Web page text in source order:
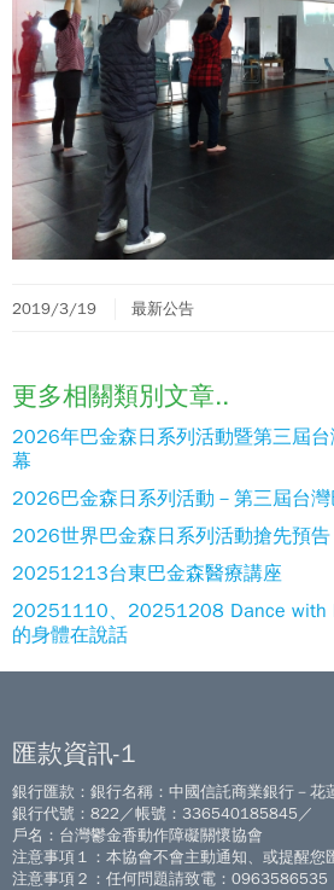
2019/3/19 最新公告
更多相關類別文章..
2026年巴金森日系列活動暨第三屆
幕
2026巴金森日系列活動－第三屆台
2026世界巴金森日系列活動搶先預告
20251213台東巴金森醫療講座
20251110、20251208 Dance with
的身體在說話
匯款資訊-1
銀行匯款：銀行名稱：中國信託商業銀行－花
銀行代號：822／帳號：336540185845／
戶名：台灣鬱金香動作障礙關懷協會
注意事項１：本協會不會主動通知、或提醒您
注意事項２：任何問題請致電：